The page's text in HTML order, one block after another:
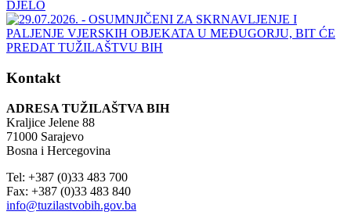
Kontakt
ADRESA TUŽILAŠTVA BIH
Kraljice Jelene 88
71000 Sarajevo
Bosna i Hercegovina
Tel: +387 (0)33 483 700
Fax: +387 (0)33 483 840
info@tuzilastvobih.gov.ba